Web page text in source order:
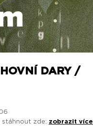
DARY /
stáhnout zde: zobrazit více